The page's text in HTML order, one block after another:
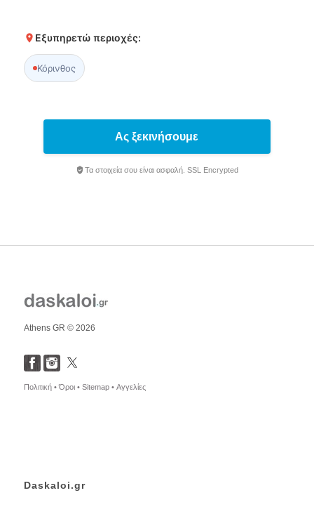
Εξυπηρετώ περιοχές:
Κόρινθος
Ας ξεκινήσουμε
Τα στοιχεία σου είναι ασφαλή. SSL Encrypted
Athens GR © 2026
Πολιτική •Όροι • Sitemap • Αγγελίες
Daskaloi.gr